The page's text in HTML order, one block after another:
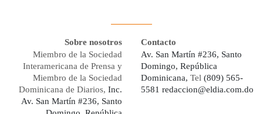
Sobre nosotros
Miembro de la Sociedad
Interamericana de Prensa y
Miembro de la Sociedad
Dominicana de Diarios, Inc.
Av. San Martín #236, Santo
Contacto
Av. San Martín #236, Santo
Domingo, República
Dominicana, Tel (809) 565-
5581 redaccion@eldia.com.do